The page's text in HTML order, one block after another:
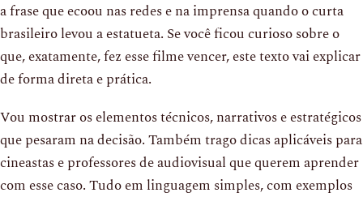
a frase que ecoou nas redes e na imprensa quando o curta
brasileiro levou a estatueta. Se você ficou curioso sobre o
que, exatamente, fez esse filme vencer, este texto vai explicar
de forma direta e prática.
Vou mostrar os elementos técnicos, narrativos e estratégicos
que pesaram na decisão. Também trago dicas aplicáveis para
cineastas e professores de audiovisual que querem aprender
com esse caso. Tudo em linguagem simples, com exemplos